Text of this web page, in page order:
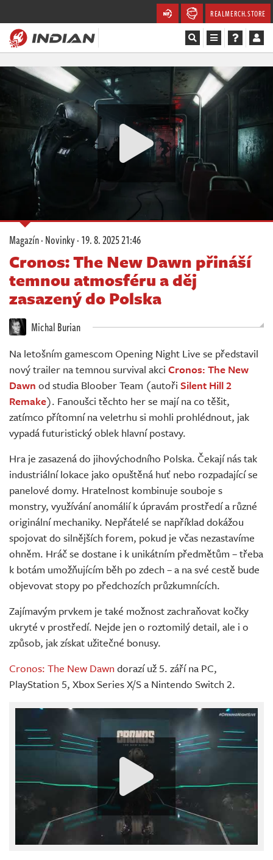
REALMERCH.STORE
Magazín
Recenze
Videa
Soutěže
Databáze
Komunita
Redakce
Živě
Magazín·Novinky·19. 8. 2025 21:46
Cronos: The New Dawn přináší
temnou atmosféru a děj
zasazený do Polska
Michal Burian
Na letošním gamescom Opening Night Live se představil
nový trailer na temnou survival akci Cronos: The New
Dawn od studia Bloober Team (autoři Silent Hill 2
Remake). Fanoušci těchto her se mají na co těšit,
zatímco přítomní na veletrhu si mohli prohlédnout, jak
vypadá futuristický oblek hlavní postavy.
Hra je zasazená do jihovýchodního Polska. Čekají nás tak
industriální lokace jako opuštěná huť nebo rozpadající se
panelové domy. Hratelnost kombinuje souboje s
monstry, využívání anomálií k úpravám prostředí a různé
originální mechaniky. Nepřátelé se například dokážou
spojovat do silnějších forem, pokud je včas nezastavíme
ohněm. Hráč se dostane i k unikátním předmětům – třeba
k botám umožňujícím běh po zdech – a na své cestě bude
objevovat stopy po předchozích průzkumnících.
Zajímavým prvkem je také možnost zachraňovat kočky
ukryté v prostředí. Nejde jen o roztomilý detail, ale i o
způsob, jak získat užitečné bonusy.
Cronos: The New Dawn dorazí už 5. září na PC,
PlayStation 5, Xbox Series X/S a Nintendo Switch 2.